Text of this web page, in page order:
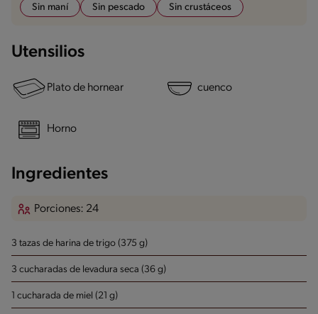
Sin maní Sin pescado Sin crustáceos
Utensilios
Plato de hornear cuenco
Horno
Ingredientes
Porciones: 24
3 tazas de harina de trigo (375 g)
3 cucharadas de levadura seca (36 g)
1 cucharada de miel (21 g)